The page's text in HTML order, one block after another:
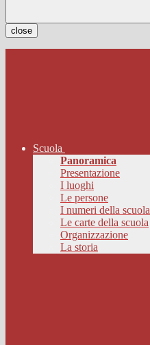
close
Scuola
Panoramica
Presentazione
I luoghi
Le persone
I numeri della scuola
Le carte della scuola
Organizzazione
La storia